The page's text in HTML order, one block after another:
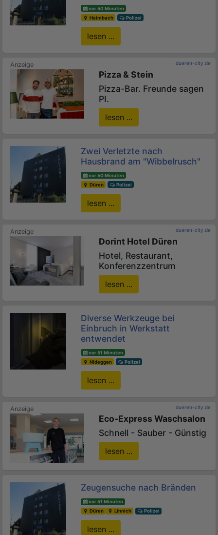
vor 50 Minuten
Heimbach
Polizei
lesen ...
dueren-city.de
Pizza & Stein
Pizza-Bar. Freunde sagen
PI.
lesen ...
Zwei Verletzte nach
Hausbrand am "Wibbelrusch"
vor 50 Minuten
Düren
Polizei
lesen ...
dueren-city.de
Dorint Hotel Düren
Hotel, Restaurant,
Konferenzzentrum
lesen ...
Diverse Werkzeuge bei
Einbruch in Werkstatt
entwendet
vor 51 Minuten
Nideggen
Polizei
lesen ...
dueren-city.de
Eco-Express Waschsalon
Schnell - Sauber - Günstig
lesen ...
Zeugensuche nach Bränden
vor 51 Minuten
Düren
Linnich Polizei
lesen ...